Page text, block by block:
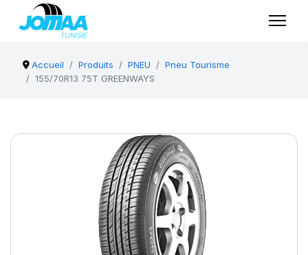
Accueil Produits PNEU
Pneu Tourisme
155/70R13 75T GREENWAYS